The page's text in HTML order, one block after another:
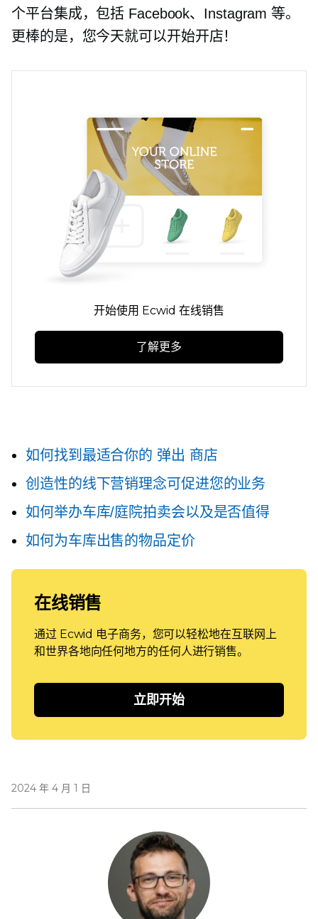
个平台集成，包括 Facebook、Instagram 等。
更棒的是，您今天就可以开始开店！
开始使用 Ecwid 在线销售
了解更多
如何找到最适合你的 弹出 商店
创造性的线下营销理念可促进您的业务
如何举办车库/庭院拍卖会以及是否值得
如何为车库出售的物品定价
在线销售
通过 Ecwid 电子商务，您可以轻松地在互联网上
和世界各地向任何地方的任何人进行销售。
立即开始
2024 年 4 月 1 日